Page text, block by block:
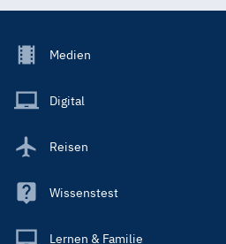
Footer
Main
Medien
Digital
Reisen
Wissenstest
Lernen & Familie